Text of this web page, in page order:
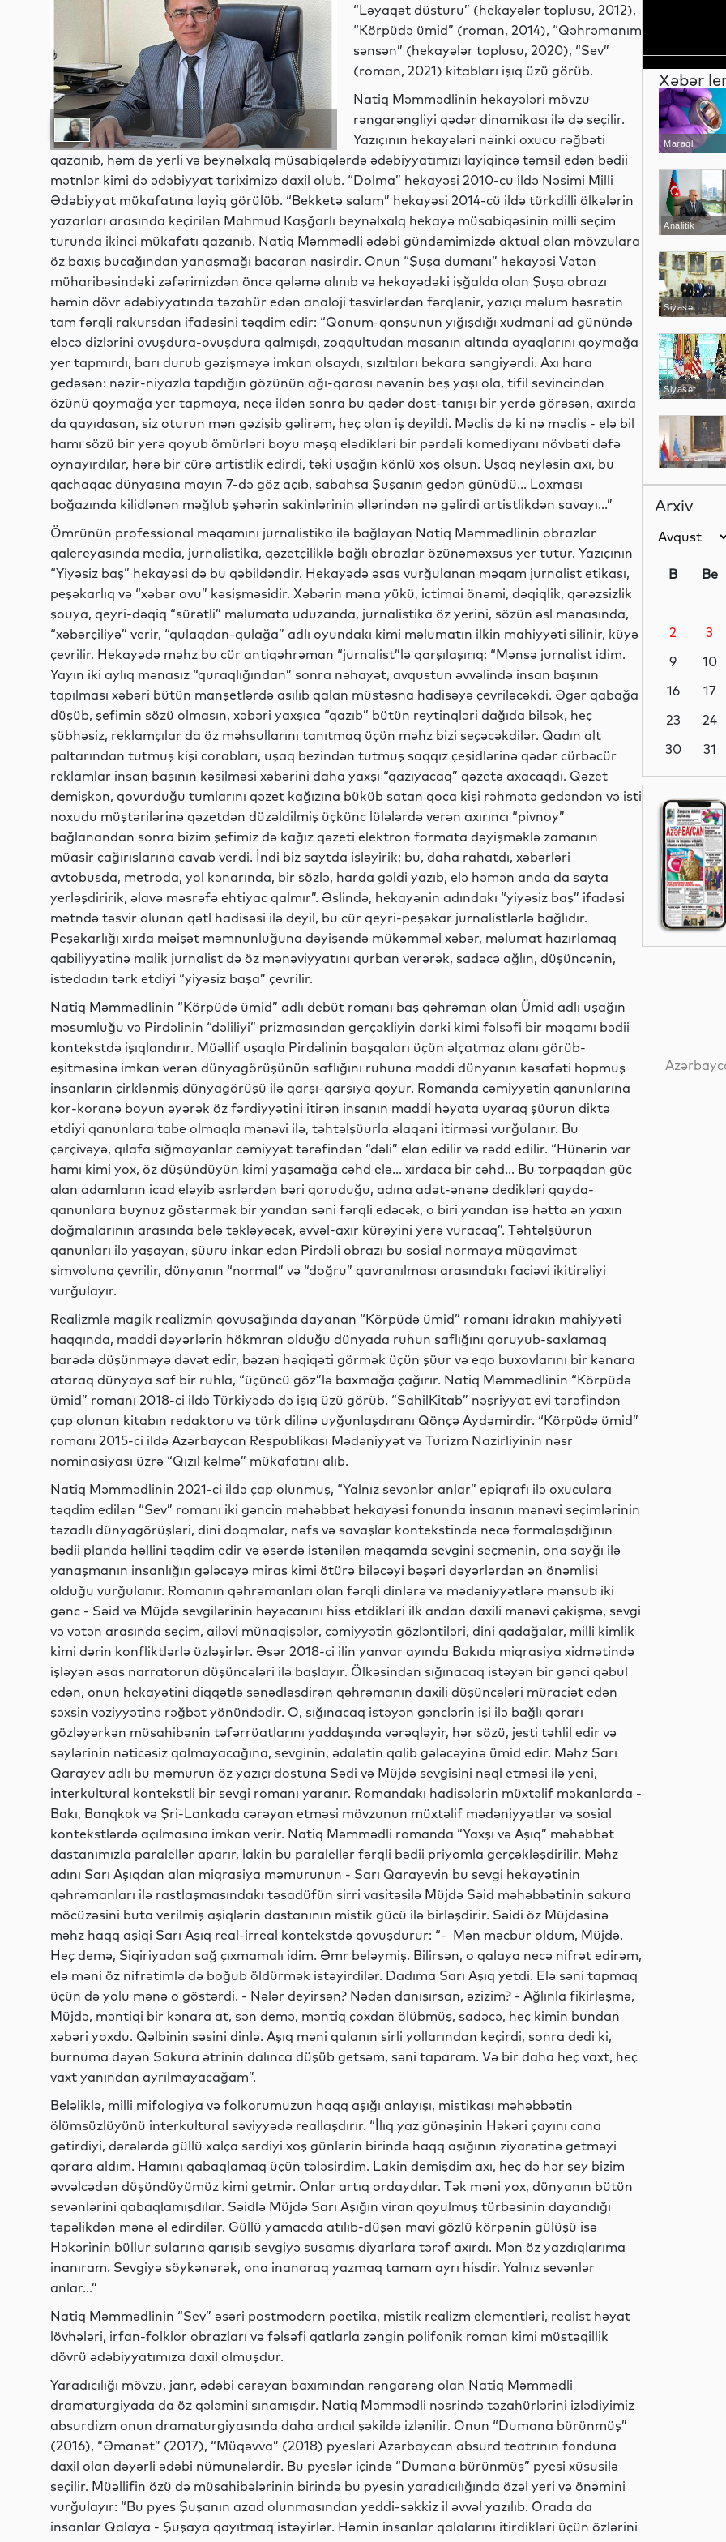
“Ləyaqət düsturu” (hekayələr toplusu, 2012),
“Körpüdə ümid” (roman, 2014), “Qəhrəmanım
sənsən” (hekayələr toplusu, 2020), “Sev”
(roman, 2021) kitabları işıq üzü görüb.
Natiq Məmmədlinin hekayələri mövzu
rəngarəngliyi qədər dinamikası ilə də seçilir.
Yazıçının hekayələri nəinki oxucu rəğbəti
qazanıb, həm də yerli və beynəlxalq müsabiqələrdə ədəbiyyatımızı layiqincə təmsil edən bədii
mətnlər kimi də ədəbiyyat tariximizə daxil olub. “Dolma” hekayəsi 2010-cu ildə Nəsimi Milli
Ədəbiyyat mükafatına layiq görülüb. “Bekketə salam” hekayəsi 2014-cü ildə türkdilli ölkələrin
yazarları arasında keçirilən Mahmud Kaşğarlı beynəlxalq hekayə müsabiqəsinin milli seçim
turunda ikinci mükafatı qazanıb. Natiq Məmmədli ədəbi gündəmimizdə aktual olan mövzulara
öz baxış bucağından yanaşmağı bacaran nasirdir. Onun “Şuşa dumanı” hekayəsi Vətən
müharibəsindəki zəfərimizdən öncə qələmə alınıb və hekayədəki işğalda olan Şuşa obrazı
həmin dövr ədəbiyyatında təzahür edən analoji təsvirlərdən fərqlənir, yazıçı məlum həsrətin
tam fərqli rakursdan ifadəsini təqdim edir: “Qonum-qonşunun yığışdığı xudmani ad günündə
eləcə dizlərini ovuşdura-ovuşdura qalmışdı, zoqqultudan masanın altında ayaqlarını qoymağa
yer tapmırdı, barı durub gəzişməyə imkan olsaydı, sızıltıları bekara səngiyərdi. Axı hara
gedəsən: nəzir-niyazla tapdığın gözünün ağı-qarası nəvənin beş yaşı ola, tifil sevincindən
özünü qoymağa yer tapmaya, neçə ildən sonra bu qədər dost-tanışı bir yerdə görəsən, axırda
da qayıdasan, siz oturun mən gəzişib gəlirəm, heç olan iş deyildi. Məclis də ki nə məclis - elə bil
hamı sözü bir yerə qoyub ömürləri boyu məşq elədikləri bir pərdəli komediyanı növbəti dəfə
oynayırdılar, hərə bir cürə artistlik edirdi, təki uşağın könlü xoş olsun. Uşaq neyləsin axı, bu
qaçhaqaç dünyasına mayın 7-də göz açıb, sabahsa Şuşanın gedən günüdü... Loxması
boğazında kilidlənən məğlub şəhərin sakinlərinin əllərindən nə gəlirdi artistlikdən savayı...”
Ömrünün professional məqamını jurnalistika ilə bağlayan Natiq Məmmədlinin obrazlar
qalereyasında media, jurnalistika, qəzetçiliklə bağlı obrazlar özünəməxsus yer tutur. Yazıçının
“Yiyəsiz baş” hekayəsi də bu qəbildəndir. Hekayədə əsas vurğulanan məqam jurnalist etikası,
peşəkarlıq və “xəbər ovu” kəsişməsidir. Xəbərin məna yükü, ictimai önəmi, dəqiqlik, qərəzsizlik
şouya, qeyri-dəqiq “sürətli” məlumata uduzanda, jurnalistika öz yerini, sözün əsl mənasında,
“xəbərçiliyə” verir, “qulaqdan-qulağa” adlı oyundakı kimi məlumatın ilkin mahiyyəti silinir, küyə
çevrilir. Hekayədə məhz bu cür antiqəhrəman “jurnalist”lə qarşılaşırıq: “Mənsə jurnalist idim.
Yayın iki aylıq mənasız “quraqlığından” sonra nəhayət, avqustun əvvəlində insan başının
tapılması xəbəri bütün manşetlərdə asılıb qalan müstəsna hadisəyə çevriləcəkdi. Əgər qabağa
düşüb, şefimin sözü olmasın, xəbəri yaxşıca “qazıb” bütün reytinqləri dağıda bilsək, heç
şübhəsiz, reklamçılar da öz məhsullarını tanıtmaq üçün məhz bizi seçəcəkdilər. Qadın alt
paltarından tutmuş kişi corabları, uşaq bezindən tutmuş saqqız çeşidlərinə qədər cürbəcür
reklamlar insan başının kəsilməsi xəbərini daha yaxşı “qazıyacaq” qəzetə axacaqdı. Qəzet
demişkən, qovurduğu tumlarını qəzet kağızına büküb satan qoca kişi rəhmətə gedəndən və isti
noxudu müştərilərinə qəzetdən düzəldilmiş üçkünc lülələrdə verən axırıncı “pivnoy”
bağlanandan sonra bizim şefimiz də kağız qəzeti elektron formata dəyişməklə zamanın
müasir çağırışlarına cavab verdi. İndi biz saytda işləyirik; bu, daha rahatdı, xəbərləri
avtobusda, metroda, yol kənarında, bir sözlə, harda gəldi yazıb, elə həmən anda da sayta
yerləşdiririk, əlavə məsrəfə ehtiyac qalmır”. Əslində, hekayənin adındakı “yiyəsiz baş” ifadəsi
mətndə təsvir olunan qətl hadisəsi ilə deyil, bu cür qeyri-peşəkar jurnalistlərlə bağlıdır.
Peşəkarlığı xırda məişət məmnunluğuna dəyişəndə mükəmməl xəbər, məlumat hazırlamaq
qabiliyyətinə malik jurnalist də öz mənəviyyatını qurban verərək, sadəcə ağlın, düşüncənin,
istedadın tərk etdiyi “yiyəsiz başa” çevrilir.
Natiq Məmmədlinin “Körpüdə ümid” adlı debüt romanı baş qəhrəman olan Ümid adlı uşağın
məsumluğu və Pirdəlinin “dəliliyi” prizmasından gerçəkliyin dərki kimi fəlsəfi bir məqamı bədii
kontekstdə işıqlandırır. Müəllif uşaqla Pirdəlinin başqaları üçün əlçatmaz olanı görüb-
eşitməsinə imkan verən dünyagörüşünün saflığını ruhuna maddi dünyanın kəsafəti hopmuş
insanların çirklənmiş dünyagörüşü ilə qarşı-qarşıya qoyur. Romanda cəmiyyətin qanunlarına
kor-koranə boyun əyərək öz fərdiyyətini itirən insanın maddi həyata uyaraq şüurun diktə
etdiyi qanunlara tabe olmaqla mənəvi ilə, təhtəlşüurla əlaqəni itirməsi vurğulanır. Bu
çərçivəyə, qılafa sığmayanlar cəmiyyət tərəfindən “dəli” elan edilir və rədd edilir. “Hünərin var
hamı kimi yox, öz düşündüyün kimi yaşamağa cəhd elə... xırdaca bir cəhd... Bu torpaqdan güc
alan adamların icad eləyib əsrlərdən bəri qoruduğu, adına adət-ənənə dedikləri qayda-
qanunlara buynuz göstərmək bir yandan səni fərqli edəcək, o biri yandan isə hətta ən yaxın
doğmalarının arasında belə təkləyəcək, əvvəl-axır kürəyini yerə vuracaq”. Təhtəlşüurun
qanunları ilə yaşayan, şüuru inkar edən Pirdəli obrazı bu sosial normaya müqavimət
simvoluna çevrilir, dünyanın “normal” və “doğru” qavranılması arasındakı faciəvi ikitirəliyi
vurğulayır.
Realizmlə magik realizmin qovuşağında dayanan “Körpüdə ümid” romanı idrakın mahiyyəti
haqqında, maddi dəyərlərin hökmran olduğu dünyada ruhun saflığını qoruyub-saxlamaq
barədə düşünməyə dəvət edir, bəzən həqiqəti görmək üçün şüur və eqo buxovlarını bir kənara
ataraq dünyaya saf bir ruhla, “üçüncü göz”lə baxmağa çağırır. Natiq Məmmədlinin “Körpüdə
ümid” romanı 2018-ci ildə Türkiyədə də işıq üzü görüb. “SahilKitab” nəşriyyat evi tərəfindən
çap olunan kitabın redaktoru və türk dilinə uyğunlaşdıranı Qönçə Aydəmirdir. “Körpüdə ümid”
romanı 2015-ci ildə Azərbaycan Respublikası Mədəniyyət və Turizm Nazirliyinin nəsr
nominasiyası üzrə “Qızıl kəlmə” mükafatını alıb.
Natiq Məmmədlinin 2021-ci ildə çap olunmuş, “Yalnız sevənlər anlar” epiqrafı ilə oxuculara
təqdim edilən “Sev” romanı iki gəncin məhəbbət hekayəsi fonunda insanın mənəvi seçimlərinin
təzadlı dünyagörüşləri, dini doqmalar, nəfs və savaşlar kontekstində necə formalaşdığının
bədii planda həllini təqdim edir və əsərdə istənilən məqamda sevgini seçmənin, ona sayğı ilə
yanaşmanın insanlığın gələcəyə miras kimi ötürə biləcəyi bəşəri dəyərlərdən ən önəmlisi
olduğu vurğulanır. Romanın qəhrəmanları olan fərqli dinlərə və mədəniyyətlərə mənsub iki
gənc - Səid və Müjdə sevgilərinin həyəcanını hiss etdikləri ilk andan daxili mənəvi çəkişmə, sevgi
və vətən arasında seçim, ailəvi münaqişələr, cəmiyyətin gözləntiləri, dini qadağalar, milli kimlik
kimi dərin konfliktlərlə üzləşirlər. Əsər 2018-ci ilin yanvar ayında Bakıda miqrasiya xidmətində
işləyən əsas narratorun düşüncələri ilə başlayır. Ölkəsindən sığınacaq istəyən bir gənci qəbul
edən, onun hekayətini diqqətlə sənədləşdirən qəhrəmanın daxili düşüncələri müraciət edən
şəxsin vəziyyətinə rəğbət yönündədir. O, sığınacaq istəyən gənclərin işi ilə bağlı qərarı
gözləyərkən müsahibənin təfərrüatlarını yaddaşında vərəqləyir, hər sözü, jesti təhlil edir və
səylərinin nəticəsiz qalmayacağına, sevginin, ədalətin qalib gələcəyinə ümid edir. Məhz Sarı
Qarayev adlı bu məmurun öz yazıçı dostuna Sədi və Müjdə sevgisini nəql etməsi ilə yeni,
interkultural kontekstli bir sevgi romanı yaranır. Romandakı hadisələrin müxtəlif məkanlarda -
Bakı, Banqkok və Şri-Lankada cərəyan etməsi mövzunun müxtəlif mədəniyyətlər və sosial
kontekstlərdə açılmasına imkan verir. Natiq Məmmədli romanda “Yaxşı və Aşıq” məhəbbət
dastanımızla paralellər aparır, lakin bu paralellər fərqli bədii priyomla gerçəkləşdirilir. Məhz
adını Sarı Aşıqdan alan miqrasiya məmurunun - Sarı Qarayevin bu sevgi hekayətinin
qəhrəmanları ilə rastlaşmasındakı təsadüfün sirri vasitəsilə Müjdə Səid məhəbbətinin sakura
möcüzəsini buta verilmiş aşiqlərin dastanının mistik gücü ilə birləşdirir. Səidi öz Müjdəsinə
məhz haqq aşiqi Sarı Aşıq real-irreal kontekstdə qovuşdurur: “- Mən məcbur oldum, Müjdə.
Heç demə, Siqiriyadan sağ çıxmamalı idim. Əmr beləymiş. Bilirsən, o qalaya necə nifrət edirəm,
elə məni öz nifrətimlə də boğub öldürmək istəyirdilər. Dadıma Sarı Aşıq yetdi. Elə səni tapmaq
üçün də yolu mənə o göstərdi. - Nələr deyirsən? Nədən danışırsan, əzizim? - Ağlınla fikirləşmə,
Müjdə, məntiqi bir kənara at, sən demə, məntiq çoxdan ölübmüş, sadəcə, heç kimin bundan
xəbəri yoxdu. Qəlbinin səsini dinlə. Aşıq məni qalanın sirli yollarından keçirdi, sonra dedi ki,
burnuma dəyən Sakura ətrinin dalınca düşüb getsəm, səni taparam. Və bir daha heç vaxt, heç
vaxt yanından ayrılmayacağam”.
Beləliklə, milli mifologiya və folkorumuzun haqq aşığı anlayışı, mistikası məhəbbətin
ölümsüzlüyünü interkultural səviyyədə reallaşdırır. “İlıq yaz günəşinin Həkəri çayını cana
gətirdiyi, dərələrdə güllü xalça sərdiyi xoş günlərin birində haqq aşığının ziyarətinə getməyi
qərara aldım. Hamını qabaqlamaq üçün tələsirdim. Lakin demişdim axı, heç də hər şey bizim
əvvəlcədən düşündüyümüz kimi getmir. Onlar artıq ordaydılar. Tək məni yox, dünyanın bütün
sevənlərini qabaqlamışdılar. Səidlə Müjdə Sarı Aşığın viran qoyulmuş türbəsinin dayandığı
təpəlikdən mənə əl edirdilər. Güllü yamacda atılıb-düşən mavi gözlü körpənin gülüşü isə
Həkərinin büllur sularına qarışıb sevgiyə susamış diyarlara tərəf axırdı. Mən öz yazdıqlarıma
inanıram. Sevgiyə söykənərək, ona inanaraq yazmaq tamam ayrı hisdir. Yalnız sevənlər
anlar...”
Natiq Məmmədlinin “Sev” əsəri postmodern poetika, mistik realizm elementləri, realist həyat
lövhələri, irfan-folklor obrazları və fəlsəfi qatlarla zəngin polifonik roman kimi müstəqillik
dövrü ədəbiyyatımıza daxil olmuşdur.
Yaradıcılığı mövzu, janr, ədəbi cərəyan baxımından rəngarəng olan Natiq Məmmədli
dramaturgiyada da öz qələmini sınamışdır. Natiq Məmmədli nəsrində təzahürlərini izlədiyimiz
absurdizm onun dramaturgiyasında daha ardıcıl şəkildə izlənilir. Onun “Dumana bürünmüş”
(2016), “Əmanət” (2017), “Müqəvva” (2018) pyesləri Azərbaycan absurd teatrının fonduna
daxil olan dəyərli ədəbi nümunələrdir. Bu pyeslər içində “Dumana bürünmüş” pyesi xüsusilə
seçilir. Müəllifin özü də müsahibələrinin birində bu pyesin yaradıcılığında özəl yeri və önəmini
vurğulayır: “Bu pyes Şuşanın azad olunmasından yeddi-səkkiz il əvvəl yazılıb. Orada da
insanlar Qalaya - Şuşaya qayıtmaq istəyirlər. Həmin insanlar qalalarını itirdikləri üçün özlərini
Xəbər
Maraqlı
Analitik
Siyasət
Siyasət
Siyasət
Dünya
Dünya
Dünya
Dünya
Arxiv
B Be
2
3
9
10
16
17
23
24
30
31